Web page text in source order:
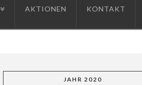
BOXENWELT24
AKTIONEN KONTAKT
JAHR 2020